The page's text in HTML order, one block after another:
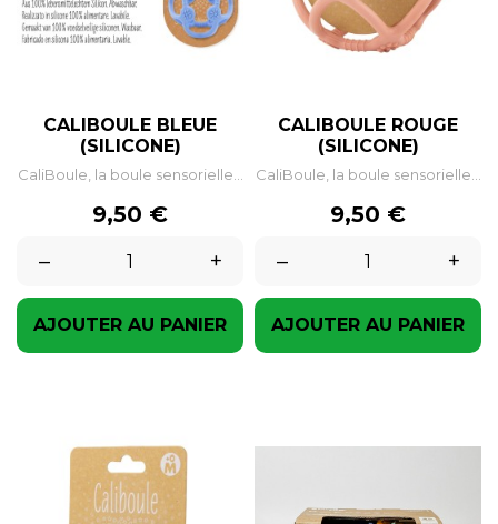
CALIBOULE BLEUE
(SILICONE)
CaliBoule, la boule sensorielle...
Prix
9,50 €
–
+
AJOUTER AU PANIER
CALIBOULE ROUGE
(SILICONE)
CaliBoule, la boule sensorielle...
Prix
9,50 €
–
+
AJOUTER AU PANIER